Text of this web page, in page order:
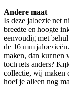
Andere maat
Is deze jaloezie net
breedte en hoogte
eenvoudig met
de 16 mm
maken, dan kunnen
toch iets anders?
collectie, wij maken
hoef je alleen nog